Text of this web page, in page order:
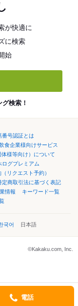
が快適に
に検索
始
検索！
番号認証とは
食企業様向けサービス
様等向け）について
ログプレミアム
リクエスト予約）
定商取引法に基づく表記
情報
キーワード一覧
국어 日本語
©Kakaku.com, Inc.
電話